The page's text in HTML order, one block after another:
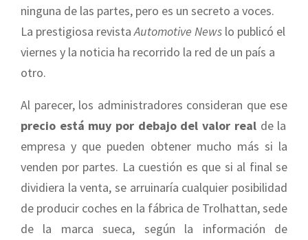
ninguna de las partes, pero es un secreto a voces.
La prestigiosa revistaAutomotive News lo publicó el
viernes y la noticia ha recorrido la red de un país a
otro.
Al parecer, los administradores consideran que ese
precio está muy por debajo del valor realde la
empresa y que pueden obtener mucho más si la
venden por partes. La cuestión es que si al final se
dividiera la venta, se arruinaría cualquier posibilidad
de producir coches en la fábrica de Trolhattan, sede
de la marca sueca, según la información de